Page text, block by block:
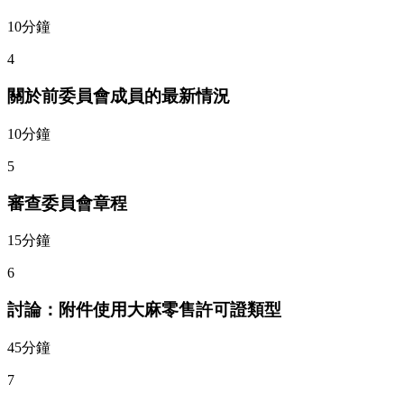
10分鐘
4
關於前委員會成員的最新情況
10分鐘
5
審查委員會章程
15分鐘
6
討論：附件使用大麻零售許可證類型
45分鐘
7